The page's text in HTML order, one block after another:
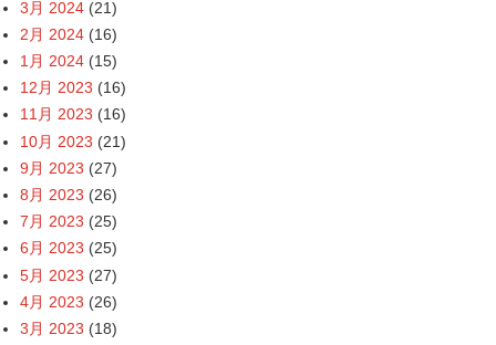
3月 2024 (21)
2月 2024 (16)
1月 2024 (15)
12月 2023 (16)
11月 2023 (16)
10月 2023 (21)
9月 2023 (27)
8月 2023 (26)
7月 2023 (25)
6月 2023 (25)
5月 2023 (27)
4月 2023 (26)
3月 2023 (18)